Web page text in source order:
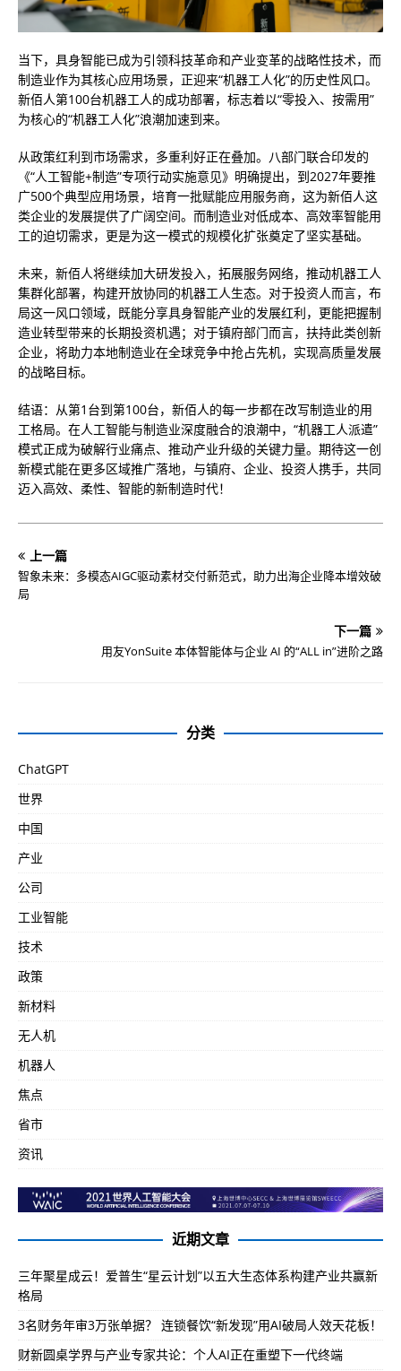
当下，具身智能已成为引领科技革命和产业变革的战略性技术，而
制造业作为其核心应用场景，正迎来“机器工人化”的历史性风口。
新佰人第100台机器工人的成功部署，标志着以“零投入、按需用”
为核心的“机器工人化”浪潮加速到来。
从政策红利到市场需求，多重利好正在叠加。八部门联合印发的
《“人工智能+制造”专项行动实施意见》明确提出，到2027年要推
广500个典型应用场景，培育一批赋能应用服务商，这为新佰人这
类企业的发展提供了广阔空间。而制造业对低成本、高效率智能用
工的迫切需求，更是为这一模式的规模化扩张奠定了坚实基础。
未来，新佰人将继续加大研发投入，拓展服务网络，推动机器工人
集群化部署，构建开放协同的机器工人生态。对于投资人而言，布
局这一风口领域，既能分享具身智能产业的发展红利，更能把握制
造业转型带来的长期投资机遇；对于镇府部门而言，扶持此类创新
企业，将助力本地制造业在全球竞争中抢占先机，实现高质量发展
的战略目标。
结语：从第1台到第100台，新佰人的每一步都在改写制造业的用
工格局。在人工智能与制造业深度融合的浪潮中，“机器工人派遣”
模式正成为破解行业痛点、推动产业升级的关键力量。期待这一创
新模式能在更多区域推广落地，与镇府、企业、投资人携手，共同
迈入高效、柔性、智能的新制造时代！
上一篇
智象未来：多模态AIGC驱动素材交付新范式，助力出海企业降本增效破
局
下一篇
用友YonSuite 本体智能体与企业 AI 的“ALL in”进阶之路
分类
ChatGPT
世界
中国
产业
公司
工业智能
技术
政策
新材料
无人机
机器人
焦点
省市
资讯
近期文章
三年聚星成云！爱普生“星云计划”以五大生态体系构建产业共赢新
格局
3名财务年审3万张单据？ 连锁餐饮“新发现”用AI破局人效天花板！
财新圆桌学界与产业专家共论：个人AI正在重塑下一代终端